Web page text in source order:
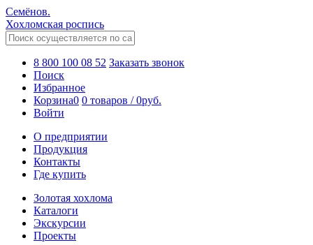
Семёнов.
Хохломская роспись
8 800 100 08 52 Заказать звонок
Поиск
Избранное
Корзина0 0 товаров /0руб.
Войти
О предприятии
Продукция
Контакты
Где купить
Золотая хохлома
Каталоги
Экскурсии
Проекты